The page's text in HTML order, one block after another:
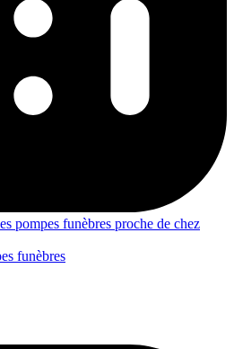
pompes funèbres proche de chez
funèbres